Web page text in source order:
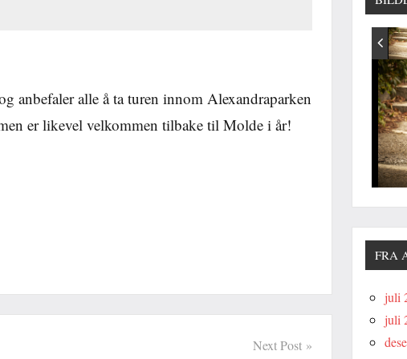
anbefaler alle å ta turen innom Alexandraparken
er likevel velkommen tilbake til Molde i år!
Next Post
FRA
juli
juli